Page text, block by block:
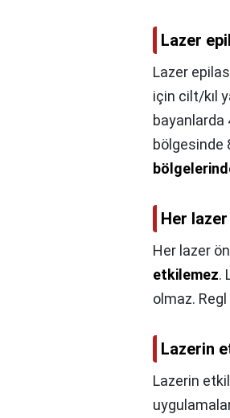
Lazer
Lazer
için cilt/kıl
bayanlarda
bölgesinde
Her
Her lazer
etkilemez.
olmaz.
Lazerin
Lazerin